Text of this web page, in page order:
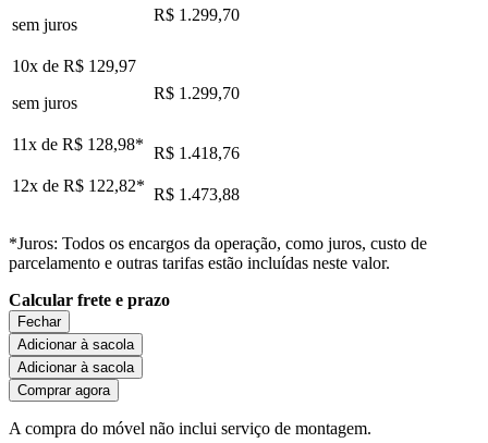
sem juros
R$ 1.299,70
10x de R$ 129,97
sem juros
R$ 1.299,70
11x de R$ 128,98* R$ 1.418,76
12x de R$ 122,82* R$ 1.473,88
*Juros: Todos os encargos da operação, como juros, custo de
parcelamento e outras tarifas estão incluídas neste valor.
Calcular frete e prazo
Fechar
Adicionar à sacola
Adicionar à sacola
Comprar agora
A compra do móvel não inclui serviço de montagem.